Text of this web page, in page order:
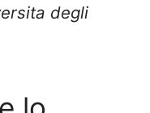
degli